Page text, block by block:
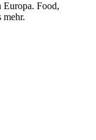
Europa. Food,
mehr.